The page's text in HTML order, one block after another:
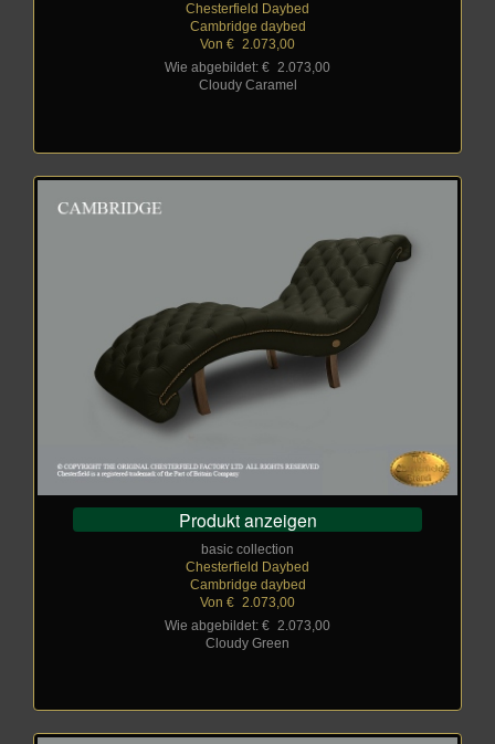
Chesterfield Daybed
Cambridge daybed
Von € 2.073,00
Wie abgebildet: €
2.073,00
Cloudy Caramel
Produkt anzeigen
basic collection
Chesterfield Daybed
Cambridge daybed
Von € 2.073,00
Wie abgebildet: €
2.073,00
Cloudy Green